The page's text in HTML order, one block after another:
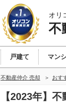
オリ
不
戸建て マン
不動産仲介 売却 おす
【2023年】